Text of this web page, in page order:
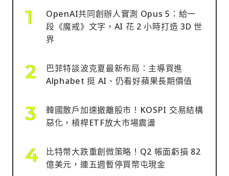
OpenAI共同創辦人實測 Opus 5：給一
段《魔戒》文字，AI 花 2 小時打造 3D 世
界
巴菲特談波克夏最新布局：主導買進
Alphabet 挺 AI、仍看好蘋果長期價值
韓國散戶加速撤離股市！KOSPI 交易結構
惡化，槓桿ETF放大市場震盪
比特幣大跌重創微策略！Q2 帳面虧損 82
億美元，連五週暫停買幣屯現金